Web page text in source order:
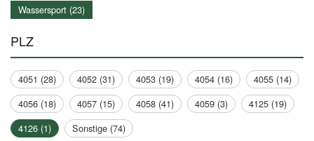
Wassersport (23)
PLZ
4051 (28) 4052 (31) 4053 (19) 4054 (16)
4055 (14)
4056 (18)
4057 (15) 4058 (41) 4059 (3)
4125 (19)
4126 (1)
Sonstige (74)